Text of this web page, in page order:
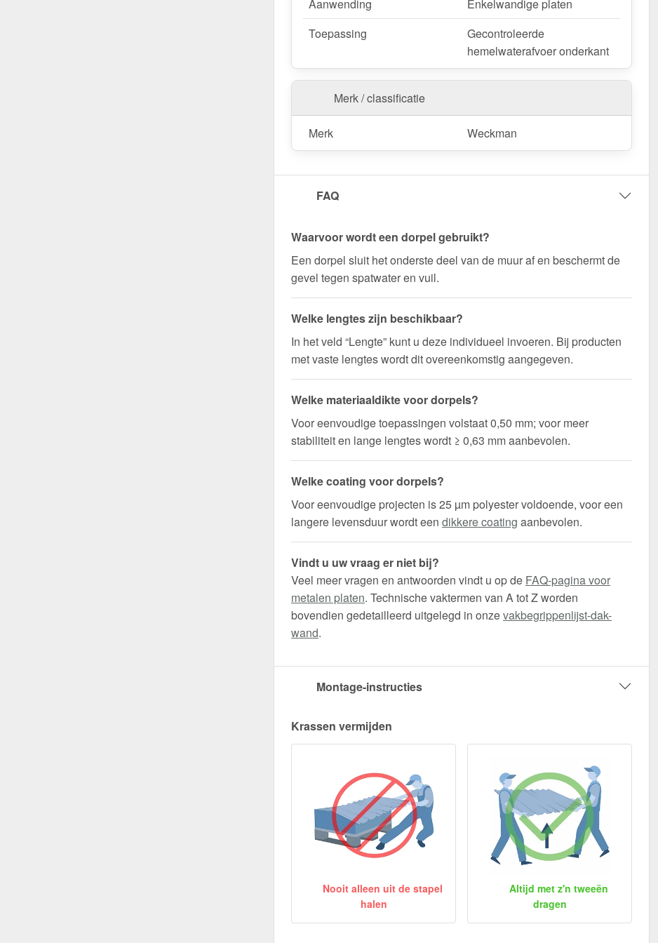
Als er ter plaatse aanpassingen nodig zijn, kan de metalen plaat
gemakkelijk worden ingekort door deze te zagen.
Bestel nu Dorpel | 5 x 2,5 x 2 cm | 100° bestellen – Op maat
gemaakt voor uw project & snel geleverd!
Duurzaam, weerbestendig, op maat gemaakt - bestel nu en profiteer
van een snelle levering!
Wegens maatwerk / customisatie van herroepingsrecht uitgezonderd
Aanwending
Enkelwandige platen
Toepassing
Gecontroleerde
hemelwaterafvoer onderkant
Merk / classificatie
Merk Weckman
FAQ
Waarvoor wordt een dorpel gebruikt?
Een dorpel sluit het onderste deel van de muur af en beschermt de
gevel tegen spatwater en vuil.
Welke lengtes zijn beschikbaar?
In het veld “Lengte” kunt u deze individueel invoeren. Bij producten
met vaste lengtes wordt dit overeenkomstig aangegeven.
Welke materiaaldikte voor dorpels?
Voor eenvoudige toepassingen volstaat 0,50 mm; voor meer
stabiliteit en lange lengtes wordt ≥ 0,63 mm aanbevolen.
Welke coating voor dorpels?
Voor eenvoudige projecten is 25 µm polyester voldoende, voor een
langere levensduur wordt een dikkere coating aanbevolen.
Vindt u uw vraag er niet bij?
Veel meer vragen en antwoorden vindt u op de FAQ-pagina voor
metalen platen. Technische vaktermen van A tot Z worden
bovendien gedetailleerd uitgelegd in onzevakbegrippenlijst-dak-
wand.
Montage-instructies
Krassen vermijden
Nooit alleen uit de stapel
halen
Altijd met z'n tweeën
dragen